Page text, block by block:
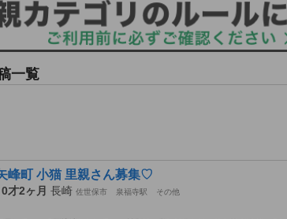
一覧
峰町 小猫 里親さん募集♡
才2ヶ月 長崎 佐世保市 泉福寺駅
その他